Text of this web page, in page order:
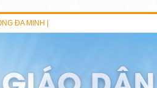
ĐA MINH |